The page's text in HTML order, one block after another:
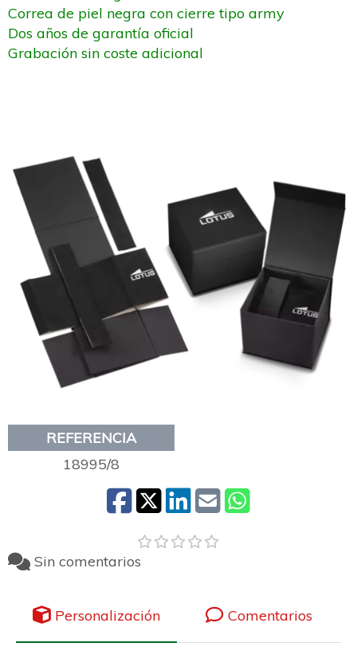
Correa de piel negra con cierre tipo army
Dos años de garantía oficial
Grabación sin coste adicional
REFERENCIA
18995/8
Sin comentarios
Personalización Comentarios